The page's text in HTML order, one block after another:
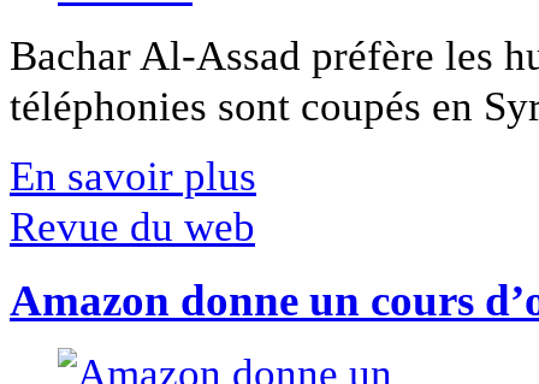
Bachar Al-Assad préfère les
téléphonies sont coupés en
En savoir plus
Revue du web
Amazon donne un cours